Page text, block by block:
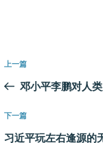
文
导
航
上
一
文
章
上一篇
邓小平李鹏对人
下
一
下一篇
习近平玩左右逢源的